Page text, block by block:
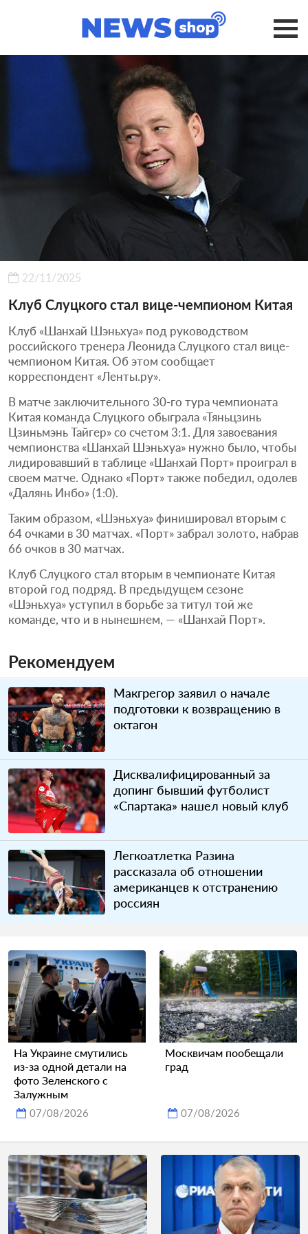
22/11/2025
Клуб Слуцкого стал вице-чемпионом Китая
Клуб «Шанхай Шэньхуа» под руководством
российского тренера Леонида Слуцкого стал вице-
чемпионом Китая. Об этом сообщает
корреспондент «Ленты.ру».
В матче заключительного 30-го тура чемпионата
Китая команда Слуцкого обыграла «Тяньцзинь
Цзиньмэнь Тайгер» со счетом 3:1. Для завоевания
чемпионства «Шанхай Шэньхуа» нужно было, чтобы
лидировавший в таблице «Шанхай Порт» проиграл в
своем матче. Однако «Порт» также победил, одолев
«Далянь Инбо» (1:0).
Таким образом, «Шэньхуа» финишировал вторым с
64 очками в 30 матчах. «Порт» забрал золото, набрав
66 очков в 30 матчах.
Клуб Слуцкого стал вторым в чемпионате Китая
второй год подряд. В предыдущем сезоне
«Шэньхуа» уступил в борьбе за титул той же
команде, что и в нынешнем, — «Шанхай Порт».
Рекомендуем
Макгрегор заявил о начале
подготовки к возвращению в
октагон
Дисквалифицированный за
допинг бывший футболист
«Спартака» нашел новый клуб
Легкоатлетка Разина
рассказала об отношении
американцев к отстранению
россиян
На Украине смутились
из-за одной детали на
фото Зеленского с
Залужным
07/08/2026
Москвичам пообещали
град
07/08/2026